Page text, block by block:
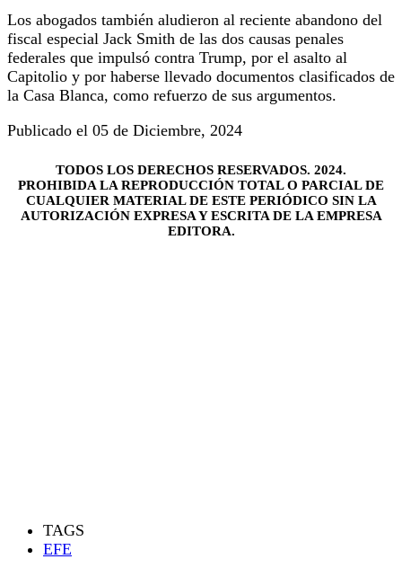
Los abogados también aludieron al reciente abandono del
fiscal especial Jack Smith de las dos causas penales
federales que impulsó contra Trump, por el asalto al
Capitolio y por haberse llevado documentos clasificados de
la Casa Blanca, como refuerzo de sus argumentos.
Publicado el 05 de Diciembre, 2024
TODOS LOS DERECHOS RESERVADOS. 2024.
PROHIBIDA LA REPRODUCCIÓN TOTAL O PARCIAL DE
CUALQUIER MATERIAL DE ESTE PERIÓDICO SIN LA
AUTORIZACIÓN EXPRESA Y ESCRITA DE LA EMPRESA
EDITORA.
TAGS
EFE